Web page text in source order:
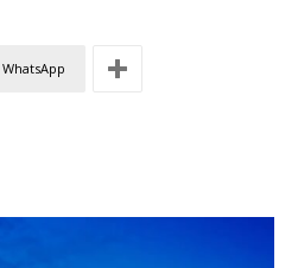
WhatsApp